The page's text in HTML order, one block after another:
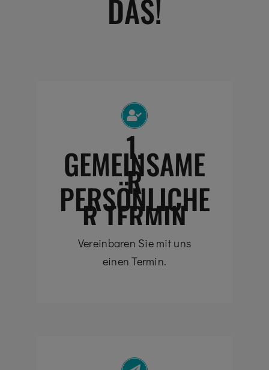
DAS!
1.
GEMEINSAME
R
PERSÖNLICHE
R TERMIN
Vereinbaren Sie mit uns
einen Termin.